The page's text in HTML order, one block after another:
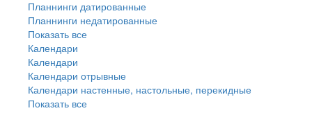
Планнинги датированные
Планнинги недатированные
Показать все
Календари
Календари
Календари отрывные
Календари настенные, настольные, перекидные
Показать все